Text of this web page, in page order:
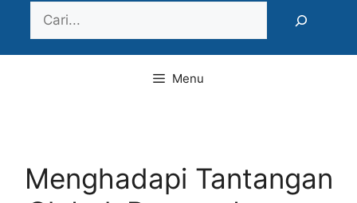
Menu
Menghadapi Tantangan